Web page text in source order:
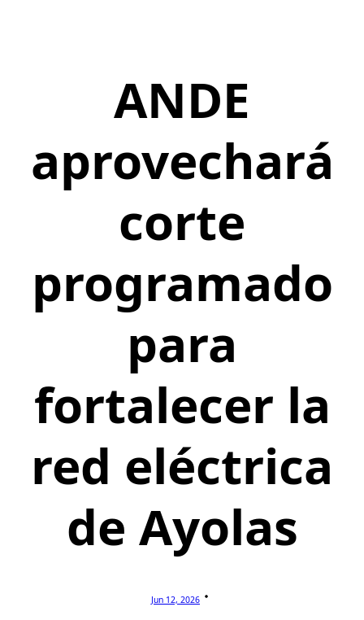
ANDE
aprovechará
corte
programado
para
fortalecer la
red eléctrica
de Ayolas
Jun 12, 2026